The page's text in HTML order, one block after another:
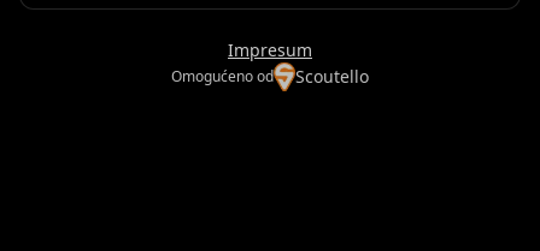
Impresum
Omogućeno od Scoutello